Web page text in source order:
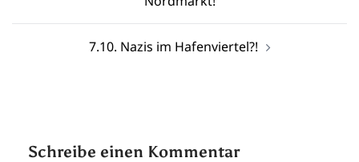
7.10. Nazis im Hafenviertel?!
Schreibe einen Kommentar